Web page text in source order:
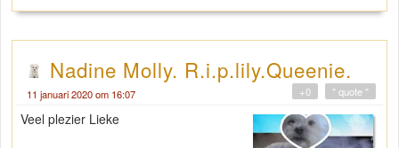
Nadine Molly. R.i.p.lily.Queenie.
11 januari 2020 om 16:07 " quote "
+0
Veel plezier Lieke